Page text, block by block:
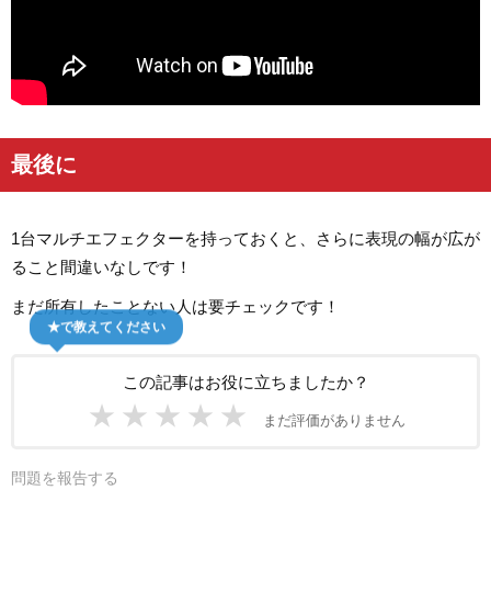
最後に
1台マルチエフェクターを持っておくと、さらに表現の幅が広が
ること間違いなしです！
まだ所有したことない人は要チェックです！
この記事はお役に立ちましたか？
★ ★ ★ ★ ★ まだ評価がありません
★で教えてください
問題を報告する